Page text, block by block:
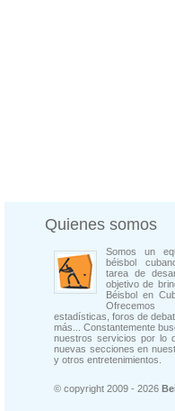
Quienes somos
Somos un
béisbol
tarea de
objetivo de
Béisbol en
Ofrecemos
estadísticas, foros de
más... Constantemente
nuestros servicios por lo
nuevas secciones en
y otros entretenimientos.
© copyright 2009 - 2026